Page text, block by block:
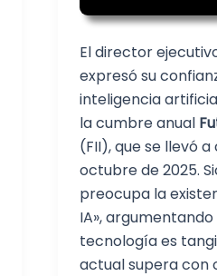
El director
expresó su
inteligencia
la cumbre anual
(FII), que se llevó
octubre de 2025.
preocupa la
IA»,
tecnología es
actual supera con